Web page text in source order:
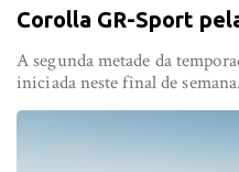
Corolla GR-Sport
A segunda metade da
iniciada neste final de